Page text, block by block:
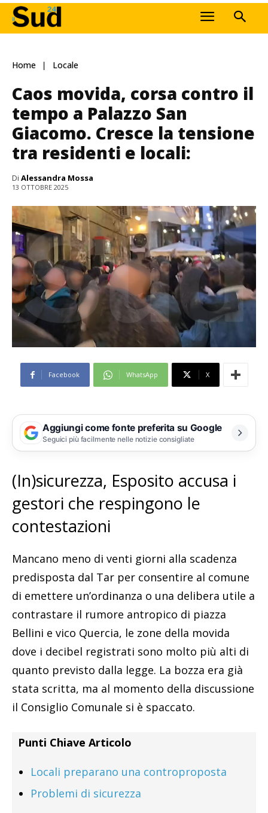
Home Locale
Caos movida, corsa contro il
tempo a Palazzo San
Giacomo. Cresce la tensione
tra residenti e locali:
Di Alessandra Mossa
13 OTTOBRE 2025
Facebook WhatsApp X
Aggiungi come fonte preferita su Google
Seguici più facilmente nelle notizie consigliate
(In)sicurezza, Esposito accusa i
gestori che respingono le
contestazioni
Mancano meno di venti giorni alla scadenza
predisposta dal Tar per consentire al comune
di emettere un’ordinanza o una delibera utile a
contrastare il rumore antropico di piazza
Bellini e vico Quercia, le zone della movida
dove i decibel registrati sono molto più alti di
quanto previsto dalla legge. La bozza era già
stata scritta, ma al momento della discussione
il Consiglio Comunale si è spaccato.
Punti Chiave Articolo
Locali preparano una controproposta
Problemi di sicurezza